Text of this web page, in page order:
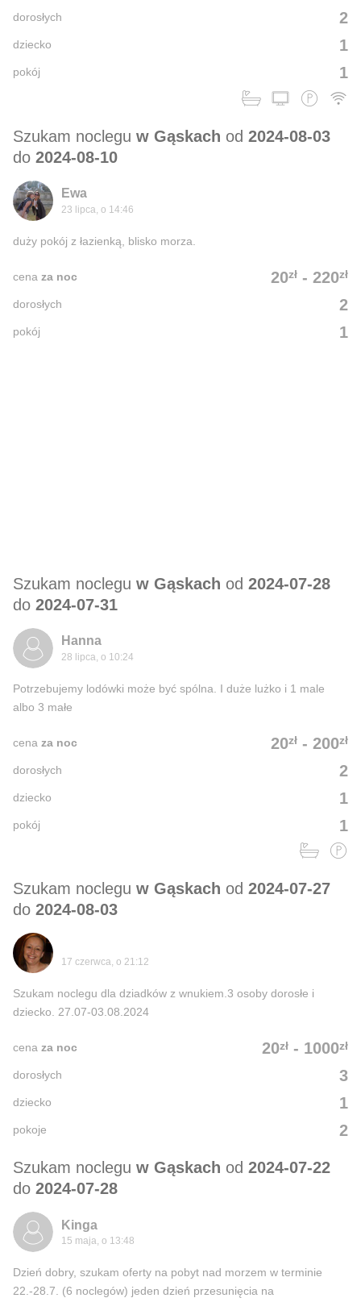
2
dorosłych
1
dziecko
1
pokój
Szukam noclegu w Gąskach od 2024-08-03
do 2024-08-10
Ewa
23 lipca, o 14:46
duży pokój z łazienką, blisko morza.
20zł - 220zł
cena za noc
2
dorosłych
1
pokój
Szukam noclegu w Gąskach od 2024-07-28
do 2024-07-31
Hanna
28 lipca, o 10:24
Potrzebujemy lodówki może być spólna. I duże lużko i 1 male
albo 3 małe
20zł - 200zł
cena za noc
2
dorosłych
1
dziecko
1
pokój
Szukam noclegu w Gąskach od 2024-07-27
do 2024-08-03
17 czerwca, o 21:12
Szukam noclegu dla dziadków z wnukiem.3 osoby dorosłe i
dziecko. 27.07-03.08.2024
20zł - 1000zł
cena za noc
3
dorosłych
1
dziecko
2
pokoje
Szukam noclegu w Gąskach od 2024-07-22
do 2024-07-28
Kinga
15 maja, o 13:48
Dzień dobry, szukam oferty na pobyt nad morzem w terminie
22.-28.7. (6 noclegów) jeden dzień przesunięcia na